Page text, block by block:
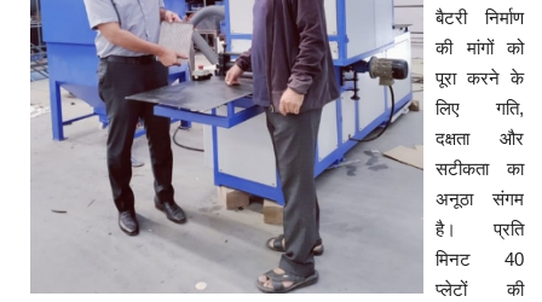
बैटरी निर्माण
की मांगों को
पूरा करने के
लिए गति,
दक्षता और
सटीकता का
अनूठा संगम
है। प्रति
मिनट 40
प्लेटों की